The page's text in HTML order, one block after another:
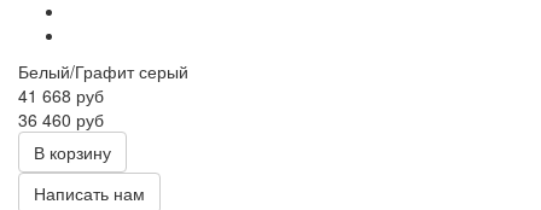
Белый/Графит серый
41 668 руб
36 460 руб
В корзину
Написать нам